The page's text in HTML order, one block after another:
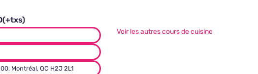
(+txs)
Montréal, QC H2J 2L1
Voir les autres cours de cuisine